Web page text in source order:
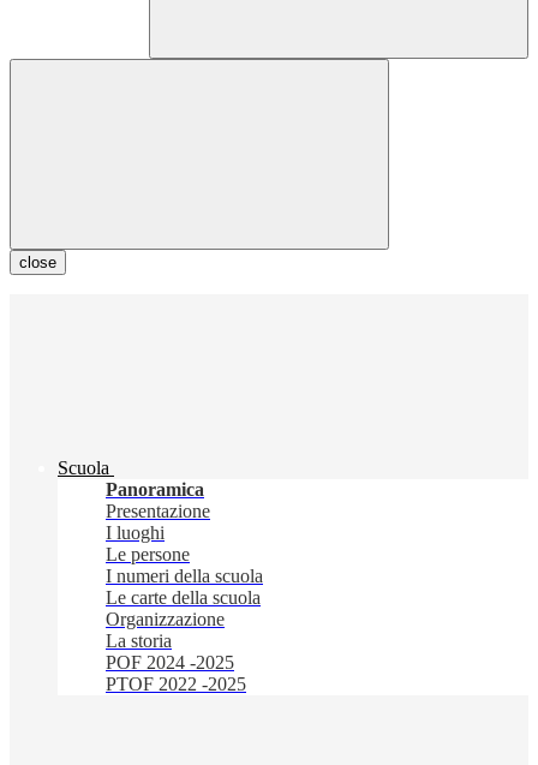
close
Scuola
Panoramica
Presentazione
I luoghi
Le persone
I numeri della scuola
Le carte della scuola
Organizzazione
La storia
POF 2024 -2025
PTOF 2022 -2025